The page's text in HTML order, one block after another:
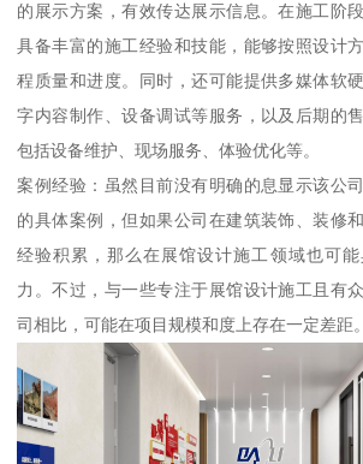
的展示方案，有效传达展示信息。在施工阶
具备丰富的施工经验和技能，能够按照设计
程质量和进度。同时，还可能提供多媒体软
字内容制作、设备调试等服务，以及后期的
包括设备维护、现场服务、体验优化等。
案例经验：虽然目前没有明确的息显示该公
的具体案例，但如果公司在建筑装饰、装修
经验积累，那么在展馆设计施工领域也可
力。不过，与一些专注于展馆设计施工且有
司相比，可能在项目规模和度上存在一定差距。